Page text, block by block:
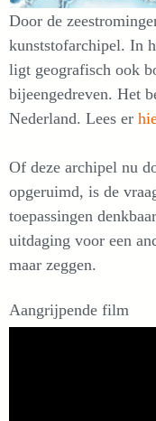
Door de
kunststofarchipel. In
ligt geografisch ook
bijeengedreven. Het
Nederland. Lees er
Of deze archipel nu
opgeruimd, is de
toepassingen
uitdaging voor een
maar zeggen.
Aangrijpende film